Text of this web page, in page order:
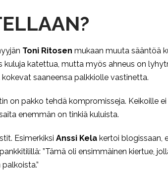
Toni Ritosen mukaan muuta sääntöä
katettua, mutta myös ahneus on
saaneensa palkkiolle vastinetta.
on pakko tehdä kompromisseja. Keikoille
enemmän on tinkiä kuluista.
Esimerkiksi Anssi Kelakertoi blogissaan,
”Tämä oli ensimmäinen kiertue,